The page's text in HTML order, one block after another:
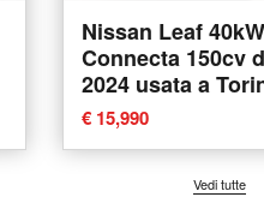
Nissan Leaf
Connecta 150cv
2024 usata a
€ 15,990
Vedi tutte